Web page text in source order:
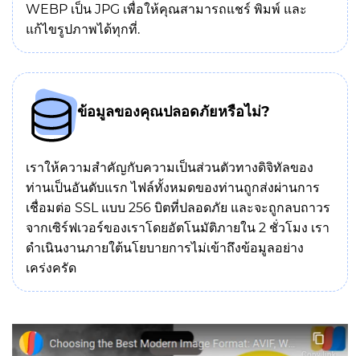
WEBP เป็น JPG เพื่อให้คุณสามารถแชร์ พิมพ์ และ
แก้ไขรูปภาพได้ทุกที่.
ข้อมูลของคุณปลอดภัยหรือไม่?
เราให้ความสำคัญกับความเป็นส่วนตัวทางดิจิทัลของ
ท่านเป็นอันดับแรก ไฟล์ทั้งหมดของท่านถูกส่งผ่านการ
เชื่อมต่อ SSL แบบ 256 บิตที่ปลอดภัย และจะถูกลบถาวร
จากเซิร์ฟเวอร์ของเราโดยอัตโนมัติภายใน 2 ชั่วโมง เรา
ดำเนินงานภายใต้นโยบายการไม่เข้าถึงข้อมูลอย่าง
เคร่งครัด